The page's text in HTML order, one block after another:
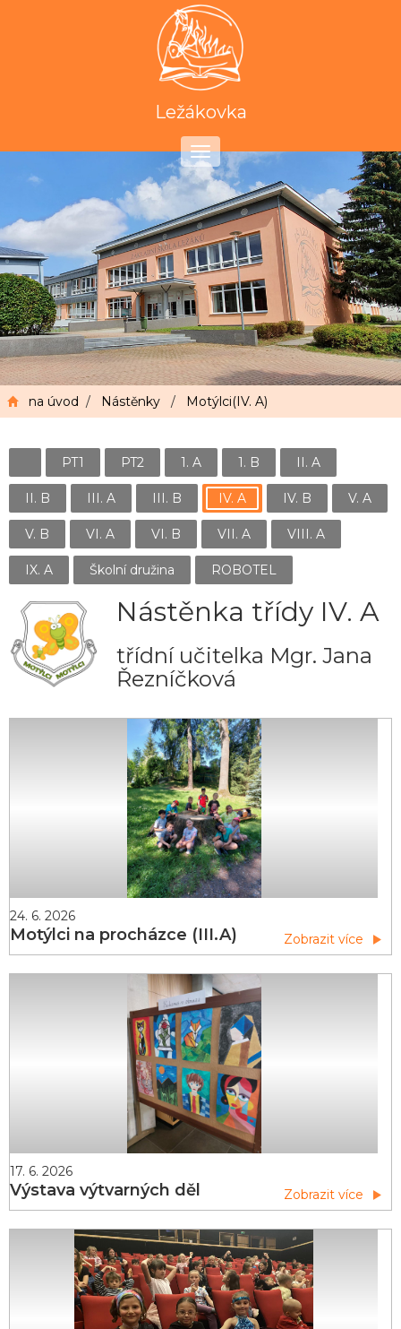
Ležákovka
Toggle
navigation
na úvod / Nástěnky / Motýlci(IV. A)
PT1 PT2 1. A 1. B II. A
II. B III. A III. B IV. A IV. B V. A
V. B VI. A VI. B VII. A VIII. A
IX. A Školní družina ROBOTEL
Nástěnka třídy IV. A
třídní učitelka Mgr. Jana
Řezníčková
24. 6. 2026
Motýlci na procházce (III.A) Zobrazit více
17. 6. 2026
Výstava výtvarných děl Zobrazit více